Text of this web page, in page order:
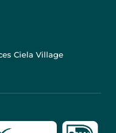
Ciela Village